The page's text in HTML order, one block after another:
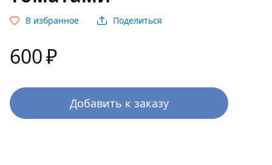
В избранное Поделиться
600₽
Добавить к заказу